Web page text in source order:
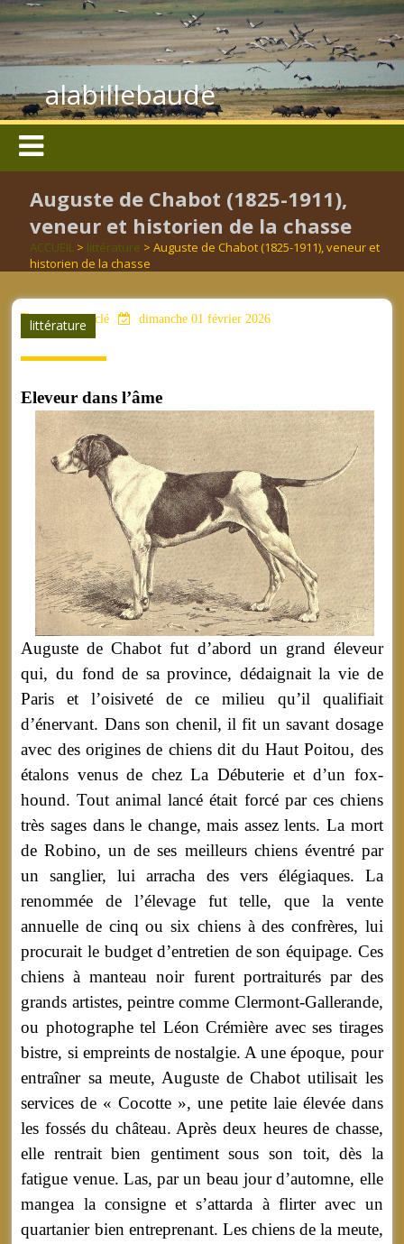
alabillebaude
Auguste de Chabot (1825-1911),
veneur et historien de la chasse
ACCUEIL > littérature > Auguste de Chabot (1825-1911), veneur et
historien de la chasse
littérature
aucun mot clé dimanche 01 février 2026
Eleveur dans l’âme
Auguste de Chabot fut d’abord un grand éleveur
qui, du fond de sa province, dédaignait la vie de
Paris et l’oisiveté de ce milieu qu’il qualifiait
d’énervant. Dans son chenil, il fit un savant dosage
avec des origines de chiens dit du Haut Poitou, des
étalons venus de chez La Débuterie et d’un fox-
hound. Tout animal lancé était forcé par ces chiens
très sages dans le change, mais assez lents. La mort
de Robino, un de ses meilleurs chiens éventré par
un sanglier, lui arracha des vers élégiaques. La
renommée de l’élevage fut telle, que la vente
annuelle de cinq ou six chiens à des confrères, lui
procurait le budget d’entretien de son équipage. Ces
chiens à manteau noir furent portraiturés par des
grands artistes, peintre comme Clermont-Gallerande,
ou photographe tel Léon Crémière avec ses tirages
bistre, si empreints de nostalgie. A une époque, pour
entraîner sa meute, Auguste de Chabot utilisait les
services de « Cocotte », une petite laie élevée dans
les fossés du château. Après deux heures de chasse,
elle rentrait bien gentiment sous son toit, dès la
fatigue venue. Las, par un beau jour d’automne, elle
mangea la consigne et s’attarda à flirter avec un
quartanier bien entreprenant. Les chiens de la meute,